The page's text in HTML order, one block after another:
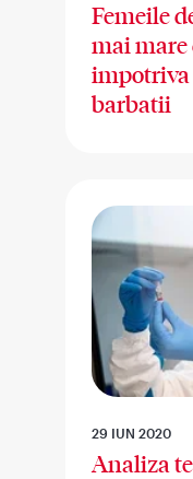
Femeile
mai
impotriva
barbatii
29 IUN 2020
Analiza